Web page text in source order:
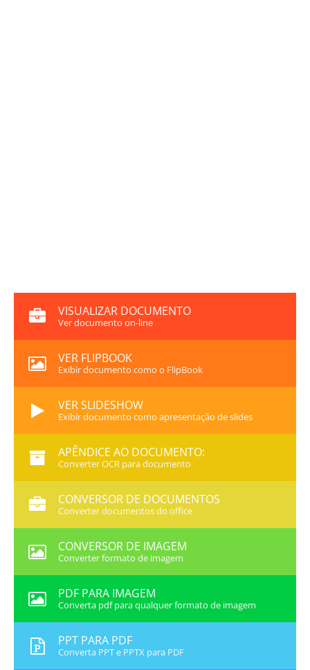
VISUALIZAR DOCUMENTO
Ver documento on-line
VER FLIPBOOK
Exibir documento como o FlipBook
VER SLIDESHOW
Exibir documento como apresentação de slides
APÊNDICE AO DOCUMENTO:
Converter OCR para documento
CONVERSOR DE DOCUMENTOS
Converter documentos do office
CONVERSOR DE IMAGEM
Converter formato de imagem
PDF PARA IMAGEM
Converta pdf para qualquer formato de imagem
PPT PARA PDF
Converta PPT e PPTX para PDF